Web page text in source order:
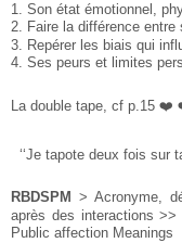
1. Son état émotionnel,
2. Faire la différence
3. Repérer les biais qui
4. Ses peurs et limites
La double tape, cf p.15 ❤️
‘‘Je tapote deux fois sur
RBDSPM > Acronyme,
après des interactions
Public affection Meanings